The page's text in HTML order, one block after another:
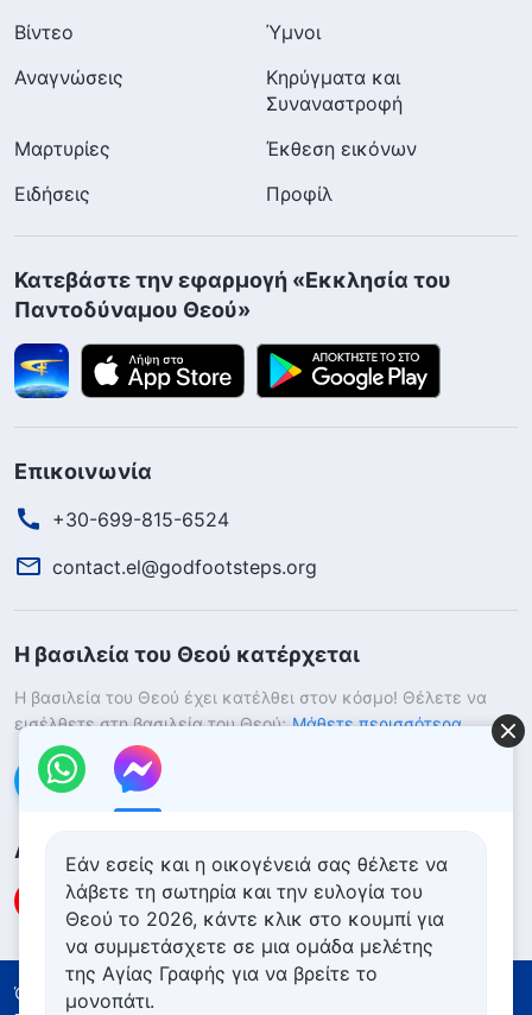
Βίντεο
Ύμνοι
Αναγνώσεις
Κηρύγματα και
Συναναστροφή
Μαρτυρίες
Έκθεση εικόνων
Ειδήσεις
Προφίλ
Κατεβάστε την εφαρμογή «Εκκλησία του
Παντοδύναμου Θεού»
Επικοινωνία
+30-699-815-6524
contact.el@godfootsteps.org
Η βασιλεία του Θεού κατέρχεται
Η βασιλεία του Θεού έχει κατέλθει στον κόσμο! Θέλετε να
εισέλθετε στη βασιλεία του Θεού; Μάθετε περισσότερα
Επικοινωνήστε μαζί μας μέσω Messenger
Ακολουθήστε μας
Όροι Χρήσης
Πολιτική απορρήτου
Εάν εσείς και η οικογένειά σας θέλετε να
λάβετε τη σωτηρία και την ευλογία του
Θεού το 2026, κάντε κλικ στο κουμπί για
να συμμετάσχετε σε μια ομάδα μελέτης
της Αγίας Γραφής για να βρείτε το
μονοπάτι.